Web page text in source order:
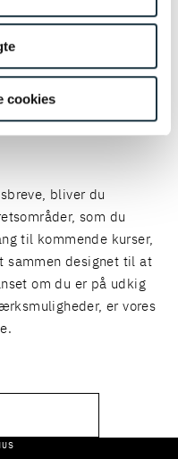
cookies
FÅ JURIDISK
VORES
I DIN
bliver du
som du
til kommende kurser,
sammen designet til at
om du er på udkig
er vores